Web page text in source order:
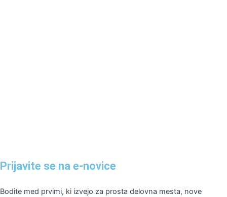
Prijavite se na e-novice
Bodite med prvimi, ki izvejo za prosta delovna mesta, nove